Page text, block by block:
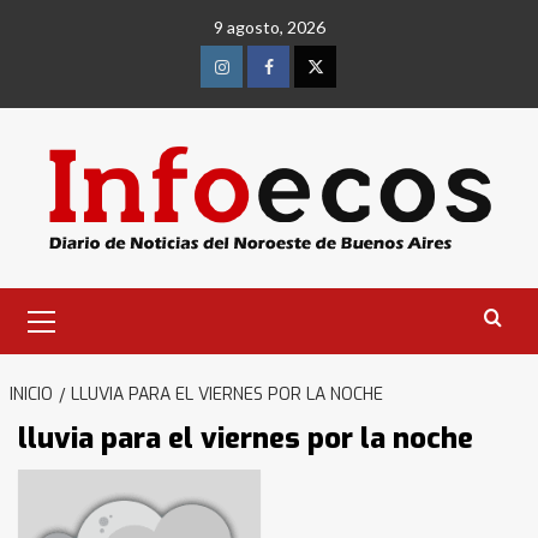
9 agosto, 2026
InstagramFacebookTwitter
primario
INICIO LLUVIA PARA EL VIERNES POR LA NOCHE
lluvia para el viernes por la noche
3
Identidad de los adolescentes
pampeanos que fueron
protagonistas del fatal accidente
en la mañana del lunes